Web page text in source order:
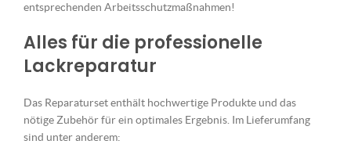
entsprechenden Arbeitsschutzmaßnahmen!
Alles für die professionelle
Lackreparatur
Das Reparaturset enthält hochwertige Produkte und das
nötige Zubehör für ein optimales Ergebnis. Im Lieferumfang
sind unter anderem: